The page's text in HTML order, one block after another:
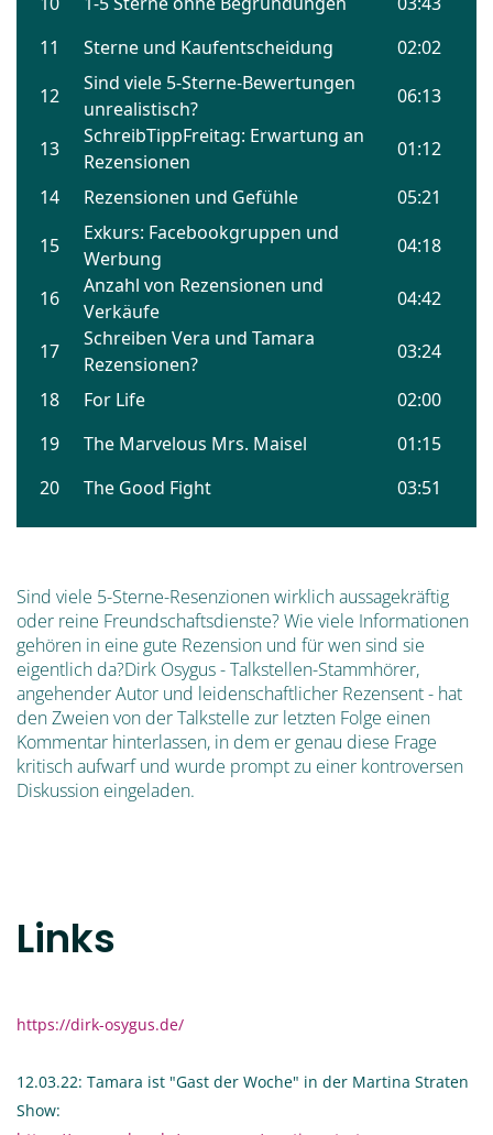
Sind viele 5-Sterne-Resenzionen wirklich aussagekräftig
oder reine Freundschaftsdienste? Wie viele Informationen
gehören in eine gute Rezension und für wen sind sie
eigentlich da?Dirk Osygus - Talkstellen-Stammhörer,
angehender Autor und leidenschaftlicher Rezensent - hat
den Zweien von der Talkstelle zur letzten Folge einen
Kommentar hinterlassen, in dem er genau diese Frage
kritisch aufwarf und wurde prompt zu einer kontroversen
Diskussion eingeladen.
Links
https://dirk-osygus.de/
12.03.22: Tamara ist "Gast der Woche" in der Martina Straten
Show: